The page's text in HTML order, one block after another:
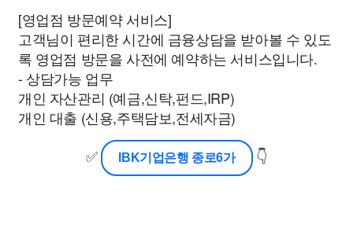
[영업점 방문예약 서비스]
고객님이 편리한 시간에 금융상담을 받아볼 수 있도
록 영업점 방문을 사전에 예약하는 서비스입니다.
- 상담가능 업무
개인 자산관리 (예금,신탁,펀드,IRP)
개인 대출 (신용,주택담보,전세자금)
✅
IBK기업은행 종로6가 👇